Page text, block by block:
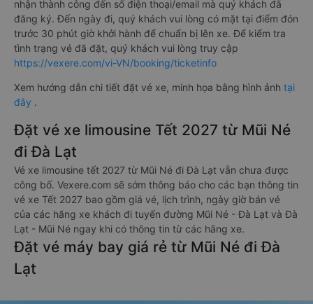
nhận thành công đến số điện thoại/email mà quý khách đã
đăng ký. Đến ngày đi, quý khách vui lòng có mặt tại điểm đón
trước 30 phút giờ khởi hành để chuẩn bị lên xe. Để kiểm tra
tình trạng vé đã đặt, quý khách vui lòng truy cập
https://vexere.com/vi-VN/booking/ticketinfo
Xem hướng dẫn chi tiết đặt vé xe, minh họa bằng hình ảnh tại
đây .
Đặt vé xe limousine Tết 2027 từ Mũi Né
đi Đà Lạt
Vé xe limousine tết 2027 từ Mũi Né đi Đà Lạt vẫn chưa được
công bố. Vexere.com sẽ sớm thông báo cho các bạn thông tin
vé xe Tết 2027 bao gồm giá vé, lịch trình, ngày giờ bán vé
của các hãng xe khách đi tuyến đường Mũi Né - Đà Lạt và Đà
Lạt - Mũi Né ngay khi có thông tin từ các hãng xe.
Đặt vé máy bay giá rẻ từ Mũi Né đi Đà
Lạt